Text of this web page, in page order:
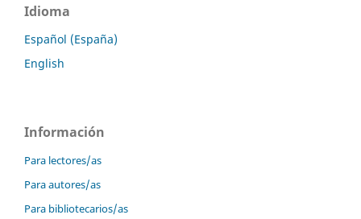
Idioma
Español (España)
English
Información
Para lectores/as
Para autores/as
Para bibliotecarios/as